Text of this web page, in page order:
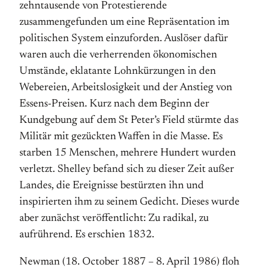
zehntausende von Protestierende
zusammengefunden um eine Repräsentation im
politischen System einzuforden. Auslöser dafür
waren auch die verherrenden ökonomischen
Umstände, eklatante Lohnkürzungen in den
Webereien, Arbeitslosigkeit und der Anstieg von
Essens-Preisen. Kurz nach dem Beginn der
Kundgebung auf dem St Peter’s Field stürmte das
Militär mit gezückten Waffen in die Masse. Es
starben 15 Menschen, mehrere Hundert wurden
verletzt. Shelley befand sich zu dieser Zeit außer
Landes, die Ereignisse bestürzten ihn und
inspirierten ihm zu seinem Gedicht. Dieses wurde
aber zunächst veröffentlicht: Zu radikal, zu
aufrührend. Es erschien 1832.
Newman (18. October 1887 – 8. April 1986) floh